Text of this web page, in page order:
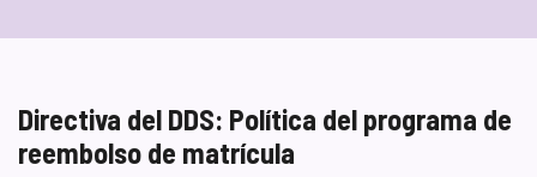
Directiva del DDS: Política del programa de
reembolso de matrícula